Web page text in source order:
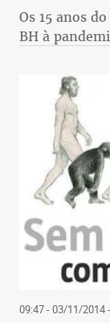
Os 15 anos
BH à
09:47 - 03/11/2014